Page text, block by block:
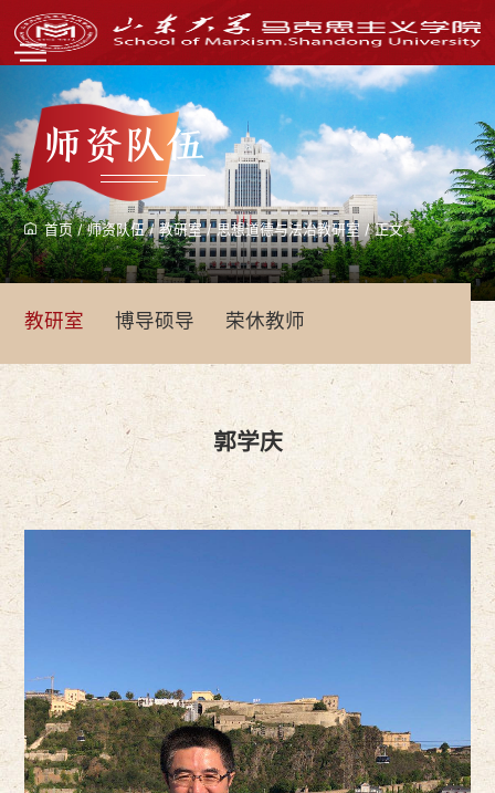
师资队伍
首页/师资队伍/教研室/思想道德与法治教研室 /正文
教研室 博导硕导 荣休教师
郭学庆